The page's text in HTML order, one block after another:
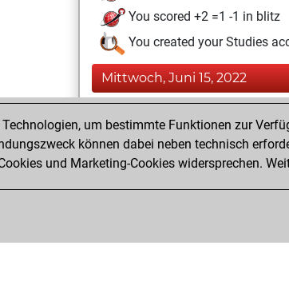
You scored +2 =1 -1 in blitz
You created your Studies
Mittwoch, Juni 15, 2022
You played 2 bullet games
You scored +1 =0 -1 in bullet
um bestimmte Funktionen zur
können dabei neben technisch
und Marketing-Cookies widersprechen.